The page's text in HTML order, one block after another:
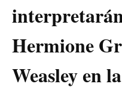
Hermione
Weasley en